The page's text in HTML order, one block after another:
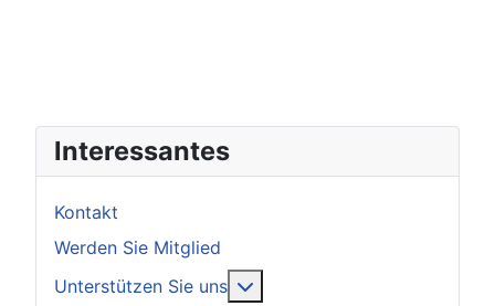
Interessantes
Kontakt
Werden Sie Mitglied
Unterstützen Sie uns